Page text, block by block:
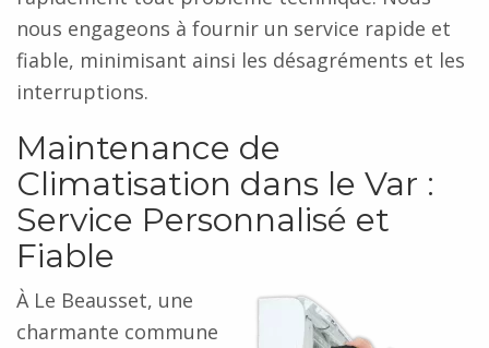
nous engageons à fournir un service rapide et
fiable, minimisant ainsi les désagréments et les
interruptions.
Maintenance de
Climatisation dans le Var :
Service Personnalisé et
Fiable
À Le Beausset, une
charmante commune